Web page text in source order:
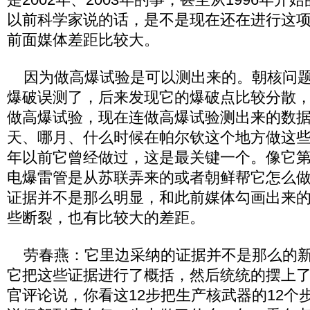
以前科学家说的话，是不是现在还在进行这
前面媒体差距比较大。
因为做高爆试验是可以测出来的。朝核问
爆破误测了，后来发现它的爆破点比较分散
做高爆试验，现在连做高爆试验测出来的数
天、哪月、什么时候在帕尔钦这个地方做这
年以前它曾经做过，这是最关键一个。像它
电爆雷管是从苏联弄来的或者朝鲜帮它怎么
证据并不是那么明显，和此前媒体勾画出来
些断裂，也有比较大的差距。
劳春燕：它里边采纳的证据并不是那么的
它把这些证据进行了概括，然后统统的摆上
官评论说，你看这12步把生产核武器的12个